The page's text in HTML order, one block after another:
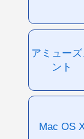
アミューズ
ント
Mac OS